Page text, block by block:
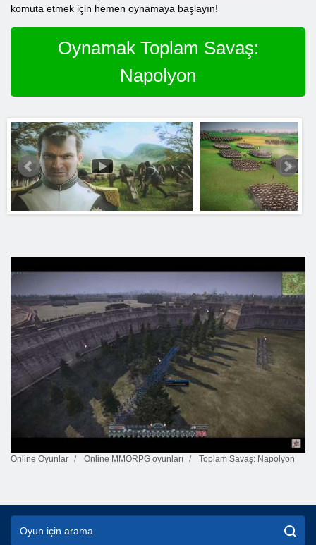
komuta etmek için hemen oynamaya başlayın!
Oynamak Toplam Savaş:
Napolyon
Online Oyunlar Online MMORPG oyunları Toplam Savaş: Napolyon